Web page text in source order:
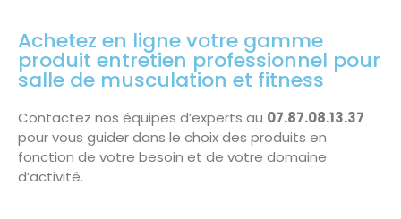
Achetez en ligne votre gamme
produit entretien professionnel pour
salle de musculation et fitness
Contactez nos équipes d’experts au 07.87.08.13.37
pour vous guider dans le choix des produits en
fonction de votre besoin et de votre domaine
d’activité.